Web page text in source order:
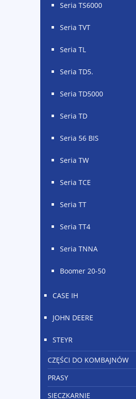
Seria TS6000
Seria TVT
Seria TL
Seria TD5.
Seria TD5000
Seria TD
Seria 56 BIS
Seria TW
Seria TCE
Seria TT
Seria TT4
Seria TNNA
Boomer 20-50
CASE IH
JOHN DEERE
STEYR
CZĘŚCI DO KOMBAJNÓW
PRASY
SIECZKARNIE